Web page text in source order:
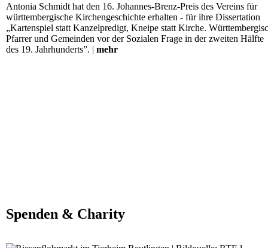
Antonia Schmidt hat den 16. Johannes-Brenz-Preis des Vereins für
württembergische Kirchengeschichte erhalten - für ihre Dissertation
„Kartenspiel statt Kanzelpredigt, Kneipe statt Kirche.
Pfarrer und Gemeinden vor der Sozialen Frage in der zweiten Hälfte
des 19. Jahrhunderts”. | mehr
Spenden & Charity